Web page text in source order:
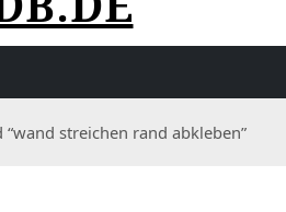
streichen rand abkleben”